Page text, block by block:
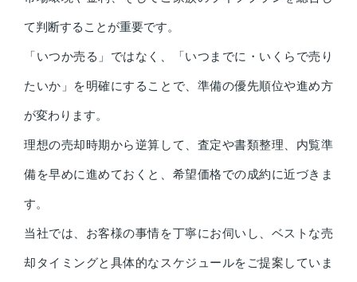
て判断することが重要です。
「いつか売る」ではなく、「いつまでに・いくらで売り
たいか」を明確にすることで、準備の優先順位や進め方
が変わります。
理想の売却時期から逆算して、査定や書類整理、内覧準
備を早めに進めておくと、希望価格での成約に近づきま
す。
当社では、お客様の事情を丁寧にお伺いし、ベストな売
却タイミングと具体的なスケジュールをご提案していま